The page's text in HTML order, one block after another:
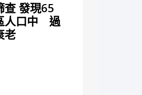
查 發現65
人口中 過
老